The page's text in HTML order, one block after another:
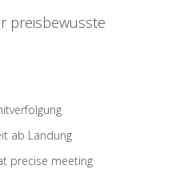
preisbewusste
ab Landung
precise meeting